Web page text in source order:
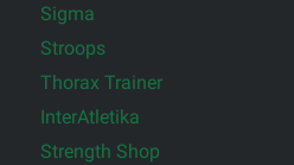
Sigma
Stroops
Thorax Trainer
InterAtletika
Strength Shop